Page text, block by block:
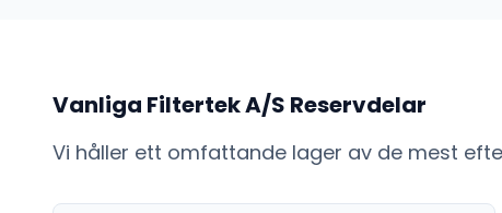
Vanliga Filtertek A/S Reservdelar
Vi håller ett omfattande lager av de mest